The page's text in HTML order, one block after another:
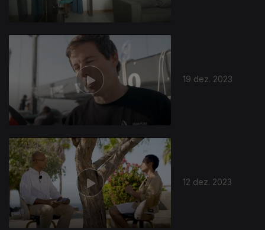
19 dez. 2023
12 dez. 2023